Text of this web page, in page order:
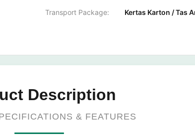
Transport Package: Kertas Karton / Tas
Description
& FEATURES